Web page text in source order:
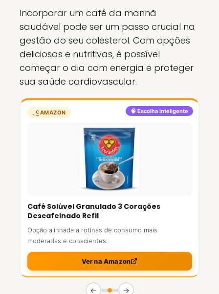
Incorporar um café da manhã
saudável pode ser um passo crucial na
gestão do seu colesterol. Com opções
deliciosas e nutritivas, é possível
começar o dia com energia e proteger
sua saúde cardiovascular.
🧠 Escolha Inteligente
AMAZON
Café Solúvel Granulado 3 Corações
Descafeinado Refil
Opção alinhada a rotinas de consumo mais
moderadas e conscientes.
Ver na Amazon
← →